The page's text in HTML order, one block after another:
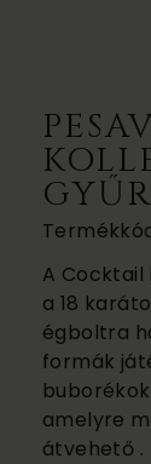
A
a 18
égboltra
formák
amelyre
átvehető .